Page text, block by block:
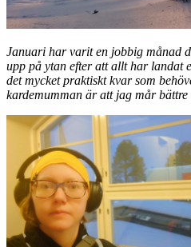
Januari har varit en jobbig månad
upp på ytan efter att allt har landat
det mycket praktiskt kvar som
kardemumman är att jag mår